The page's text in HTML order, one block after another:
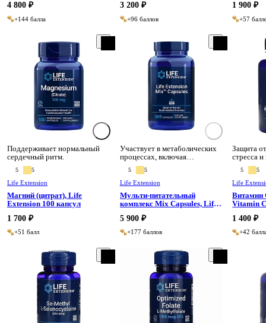
4 800 ₽
+144 балла
3 200 ₽
+96 баллов
1 900 ₽
+57
Поддерживает нормальный
сердечный ритм.
5 5
Life Extension
Магний (цитрат), Life
Extension 100 капсул
1 700 ₽
+51 балл
Участвует в метаболических
процессах, включая
преобразование пищи в
энергию
5 5
Life Extension
Мульти-питательный
комплекс Mix Capsules, Life
5 900 ₽
+177 баллов
Защита
стресса
5 5
Life
Витамин
Vitamin
таблеток
1 400 ₽
+42